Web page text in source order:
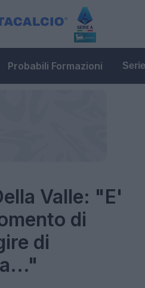
Probabili Formazioni
Valle: "E'
di
di